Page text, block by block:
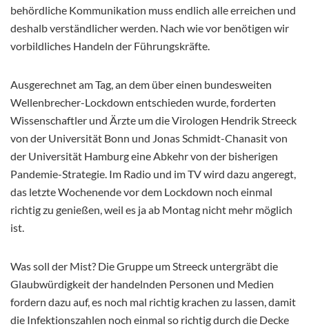
behördliche Kommunikation muss endlich alle erreichen und
deshalb verständlicher werden. Nach wie vor benötigen wir
vorbildliches Handeln der Führungskräfte.
Ausgerechnet am Tag, an dem über einen bundesweiten
Wellenbrecher-Lockdown entschieden wurde, forderten
Wissenschaftler und Ärzte um die Virologen Hendrik Streeck
von der Universität Bonn und Jonas Schmidt-Chanasit von
der Universität Hamburg eine Abkehr von der bisherigen
Pandemie-Strategie. Im Radio und im TV wird dazu angeregt,
das letzte Wochenende vor dem Lockdown noch einmal
richtig zu genießen, weil es ja ab Montag nicht mehr möglich
ist.
Was soll der Mist? Die Gruppe um Streeck untergräbt die
Glaubwürdigkeit der handelnden Personen und Medien
fordern dazu auf, es noch mal richtig krachen zu lassen, damit
die Infektionszahlen noch einmal so richtig durch die Decke